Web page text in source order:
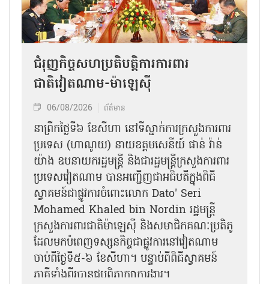
ជំរុញកិច្ចសហប្រតិបត្តិការការពារ
ជាតិវៀតណាម-ម៉ាឡេស៊ី
06/08/2026 ព័ត៌មាន
នា​ព្រឹកថ្ងៃទី៦ ខែសីហា នៅទីស្នាក់ការក្រសួងការពារ
ប្រទេស (ហាណូយ) នាយឧត្តមសេនីយ៍ ផាន់ វ៉ាន់
យ៉ាង ឧបនាយករដ្ឋមន្ត្រី និងជារដ្ឋមន្ត្រីក្រសួងការពារ
ប្រទេសវៀតណាម បានអញ្ជើញជាអធិបតីក្នុងពិធី
ស្វាគមន៍ជាផ្លូវការ​ចំពោះលោក Dato' Seri
Mohamed Khaled bin Nordin រដ្ឋមន្ត្រី
ក្រសួងការពារជាតិម៉ាឡេស៊ី និងសមាជិកគណៈប្រតិភូ
ដែលមកបំពេញទស្សនកិច្ចជាផ្លូវការនៅវៀតណាម
ចាប់ពីថ្ងៃទី៥-៦ ខែសីហា។ បន្ទាប់ពីពិធីស្វាគមន៍
ភាគីទាំងពីរបានជួបពិភាក្សាការងារ​។